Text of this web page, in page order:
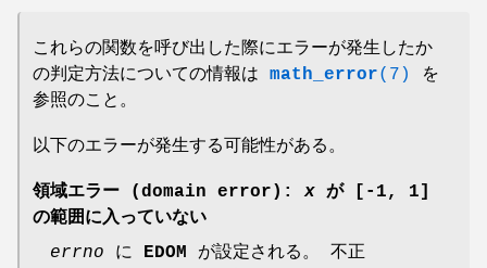
これらの関数を呼び出した際にエラーが発生したか
の判定方法についての情報は math_error(7)
を
参照のこと。
以下のエラーが発生する可能性がある。
領域エラー (domain error):x が [-1, 1]
の範囲に入っていない
errno に EDOM が設定される。 不正